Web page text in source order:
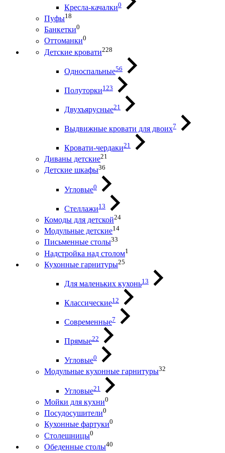
Кресла-качалки0
Пуфы18
Банкетки0
Оттоманки0
Детские кровати228
Односпальные56
Полуторки123
Двухъярусные21
Выдвижные кровати для двоих7
Кровати-чердаки21
Диваны детские21
Детские шкафы36
Угловые0
Стеллажи13
Комоды для детской24
Модульные детские14
Письменные столы33
Надстройка над столом1
Кухонные гарнитуры25
Для маленьких кухонь13
Классические12
Современные7
Прямые22
Угловые0
Модульные кухонные гарнитуры32
Угловые21
Мойки для кухни0
Посудосушители0
Кухонные фартуки0
Столешницы0
Обеденные столы40